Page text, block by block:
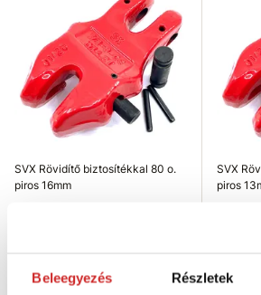
Beleegyezés Részletek
SVX Rövidítő biztosítékkal 80 o.
piros 16mm
Raktáron 10 db
SVX
piros